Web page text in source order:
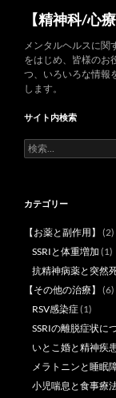
【精神科/心
メンタルヘルスに関
をはじめ、皆様のお
つ、いろいろな情報
します。
サイト内検索
検
索:
カテゴリー
【お薬と副作用】
(2)
SSRIと体重増加 (1)
抗精神病薬と突然
【その他の治療】
(6)
RSV感染症(1)
SSRIの離脱症状に
いとこ婚と精神疾
メラトニンと睡眠
小児喘息と食事療